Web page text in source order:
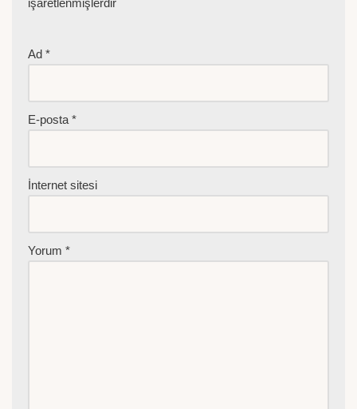
Ad *
E-posta *
İnternet sitesi
Yorum *